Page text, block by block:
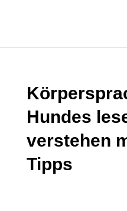
Hundes
verstehen
Tipps